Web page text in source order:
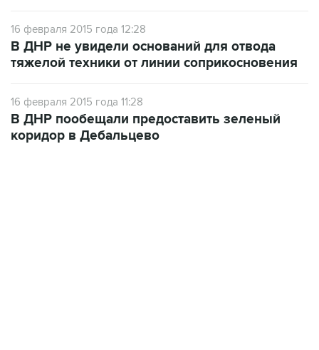
16 февраля 2015 года 12:28
В ДНР не увидели оснований для отвода
тяжелой техники от линии соприкосновения
16 февраля 2015 года 11:28
В ДНР пообещали предоставить зеленый
коридор в Дебальцево